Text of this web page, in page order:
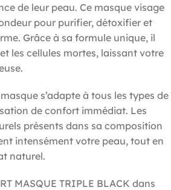
de leur peau. Ce masque visage
pour purifier, détoxifier et
Grâce à sa formule unique, il
les cellules mortes, laissant votre
s’adapte à tous les types de
de confort immédiat. Les
présents dans sa composition
intensément votre peau, tout en
naturel.
MASQUE TRIPLE BLACK dans